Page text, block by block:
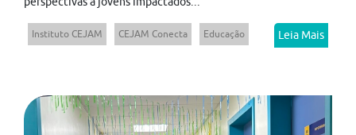
Instituto CEJAM CEJAM Conecta Educação Leia Mais